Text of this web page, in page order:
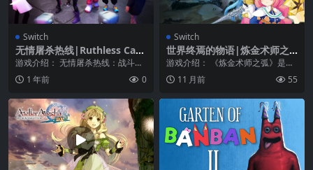
Switch
无情屠杀热线|Ruthless Carn
age Hotline
游戏介绍： 无情屠杀热线：战斗、
生存、统治！你准备好了吗？ 走进
残酷屠杀热线的霓...
1 年前 0
Switch
世界终焉的物语|炼金术师之
弧|Arc of Alchemist
游戏介绍： 《炼金术师之弧》是一
款以“沙漠”为主题的RPG，游戏舞台
设定在一个具...
11 月前 55